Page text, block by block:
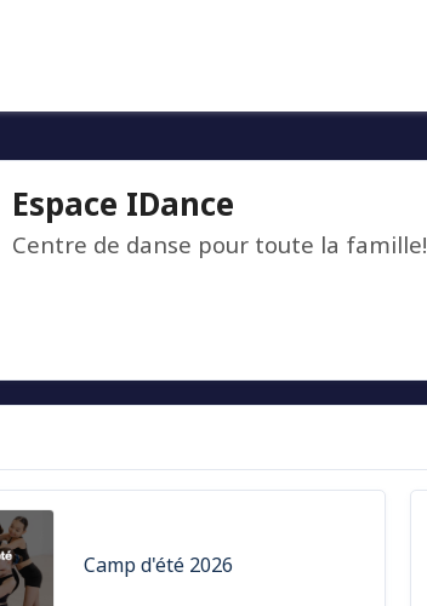
Espace IDance
Centre de danse pour toute la famille!
Camp d'été 2026